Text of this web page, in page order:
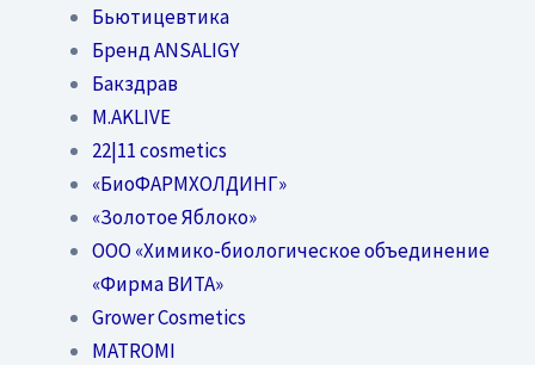
Бьютицевтика
Бренд ANSALIGY
Бакздрав
M.AKLIVE
22|11 cosmetics
«БиоФАРМХОЛДИНГ»
«Золотое Яблоко»
OOO «Химико-биологическое объединение
«Фирма ВИТА»
Grower Cosmetics
MATROMI